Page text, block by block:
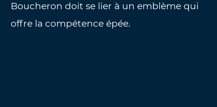
Boucheron doit se lier à un emblème qui
offre la compétence épée.